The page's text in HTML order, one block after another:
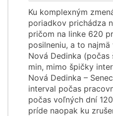
Ku komplexným
poriadkov prichádza
pričom na linke 620
posilneniu, a to
Nová Dedinka
min, mimo špičky
Nová Dedinka –
interval počas
počas voľných dní
príde naopak ku